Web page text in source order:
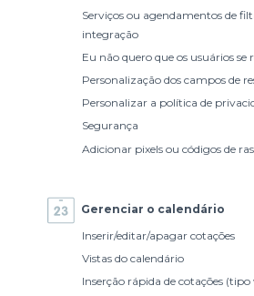
Serviços ou agendamentos de
integração
Eu não quero que os usuários se
Personalização dos campos de
Personalizar a política de
Segurança
Adicionar pixels ou códigos de
Gerenciar o calendário
Inserir/editar/apagar cotações
Vistas do calendário
Inserção rápida de cotações